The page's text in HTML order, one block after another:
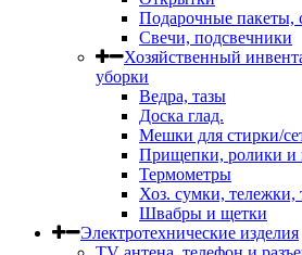
Подарочные пакеты,
Свечи, подсвечники
Хозяйственный
уборки
Ведра, тазы
Доска глад.
Мешки для стирки/
Прищепки, ролики и
Термометры
Хоз. сумки, тележки,
Швабры и щетки
Электротехнические изделия